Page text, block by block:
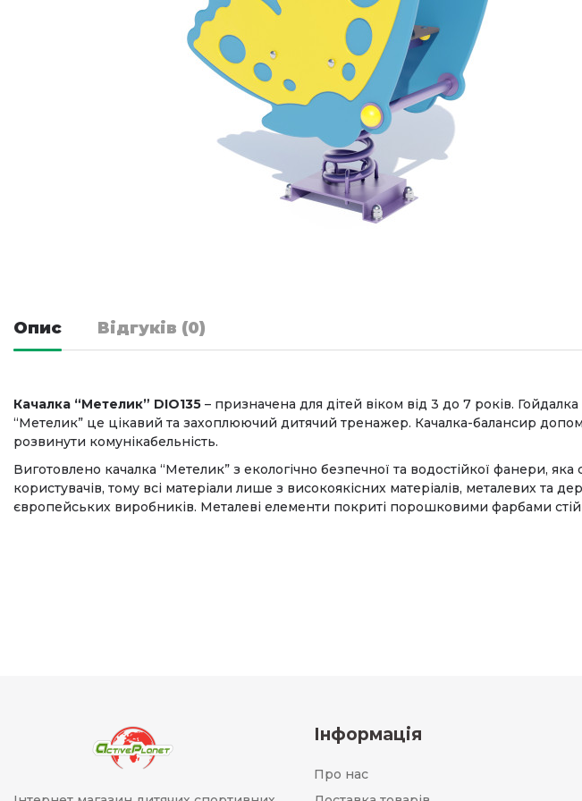
Опис Відгуків (0)
Качалка “Метелик” DIO135 – призначена для дітей віком від 3 до 7 років.
“Метелик” це цікавий та захоплюючий дитячий тренажер. Качалка-балансир
розвинути комунікабельність.
Виготовлено качалка “Метелик” з екологічно безпечної та водостійкої фанери,
користувачів, тому всі матеріали лише з високоякісних матеріалів, металевих
європейських виробників. Металеві елементи покриті порошковими фарбами
Інформація
Про нас